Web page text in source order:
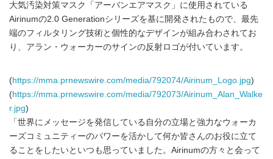
大気汚染対策マスク「アーバンエアマスク」に使用されている
Airinumの2.0 Generationシリーズを基に開発されたもので、最先
端のフィルタリング技術と個性的なデザインが組み合わされてお
り、アラン・ウォーカーのサインの反射ロゴが付いています。
(https://mma.prnewswire.com/media/792074/Airinum_Logo.jpg)
(https://mma.prnewswire.com/media/792073/Airinum_Alan_Walke
r.jpg)
「世界にメッセージを発信している自分の立場と強力なウォーカ
ーズコミュニティーのパワーを活かして何か皆さんのお役に立て
ることをしたいといつも思っていました。Airinumの方々と会って